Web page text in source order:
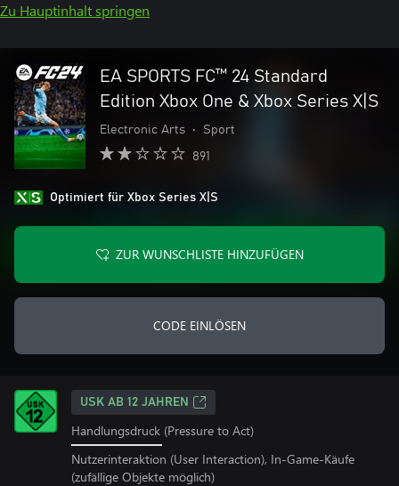
Zu Hauptinhalt springen
EA SPORTS FC™ 24 Standard
Edition Xbox One & Xbox Series X|S
Electronic Arts • Sport
891
Optimiert für Xbox Series X|S
ZUR WUNSCHLISTE HINZUFÜGEN
CODE EINLÖSEN
USK AB 12 JAHREN
Handlungsdruck (Pressure to Act)
Nutzerinteraktion (User Interaction), In-Game-Käufe
(zufällige Objekte möglich)